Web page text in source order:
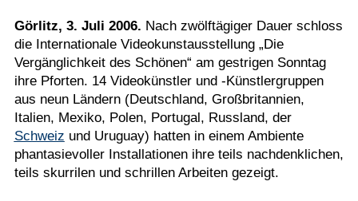
Wirtschaft
Service
Verkehr
Gesundheit
Kultur
Sport
Görlitz, 3. Juli 2006. Nach zwölftägiger Dauer schloss
die Internationale Videokunstausstellung „Die
Vergänglichkeit des Schönen“ am gestrigen Sonntag
ihre Pforten. 14 Videokünstler und -Künstlergruppen
aus neun Ländern (Deutschland, Großbritannien,
Italien, Mexiko, Polen, Portugal, Russland, der
Schweiz und Uruguay) hatten in einem Ambiente
phantasievoller Installationen ihre teils nachdenklichen,
teils skurrilen und schrillen Arbeiten gezeigt.